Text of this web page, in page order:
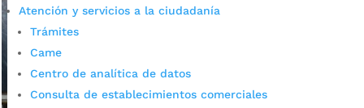
Atención y servicios a la ciudadanía
Trámites
Came
Centro de analítica de datos
Consulta de establecimientos comerciales